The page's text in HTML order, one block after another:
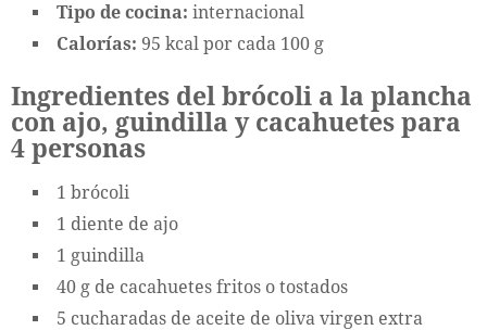
Tipo de cocina: internacional
Calorías: 95 kcal por cada 100 g
Ingredientes del brócoli a la plancha
con ajo, guindilla y cacahuetes para
4 personas
1 brócoli
1 diente de ajo
1 guindilla
40 g de cacahuetes fritos o tostados
5 cucharadas de aceite de oliva virgen extra